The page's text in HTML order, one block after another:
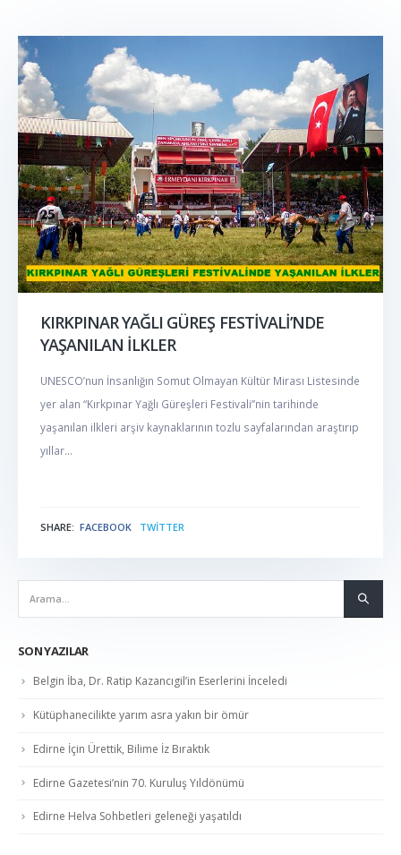
KIRKPINAR YAĞLI GÜREŞ FESTİVALİ’NDE
YAŞANILAN İLKLER
UNESCO’nun İnsanlığın Somut Olmayan Kültür Mirası Listesinde
yer alan “Kırkpınar Yağlı Güreşleri Festivali”nin tarihinde
yaşanılan ilkleri arşiv kaynaklarının tozlu sayfalarından araştırıp
yıllar...
SHARE: FACEBOOK TWITTER
SON YAZILAR
Belgin İba, Dr. Ratip Kazancıgil’in Eserlerini İnceledi
Kütüphanecilikte yarım asra yakın bir ömür
Edirne İçin Ürettik, Bilime İz Bıraktık
Edirne Gazetesi’nin 70. Kuruluş Yıldönümü
Edirne Helva Sohbetleri geleneği yaşatıldı